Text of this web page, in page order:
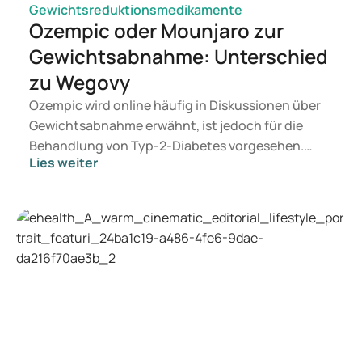
Gewichtsreduktionsmedikamente
Ozempic oder Mounjaro zur
Gewichtsabnahme: Unterschied
zu Wegovy
Ozempic wird online häufig in Diskussionen über
Gewichtsabnahme erwähnt, ist jedoch für die
Behandlung von Typ-2-Diabetes vorgesehen.
Suchen Sie eine Therapie zur Gewichtskontrolle,
geeignet ist, entscheidet ein Arzt auf Grundlage
Ihrer Gesundheit, Ihres BMI und Ihres
Medikamentenkonsums.
Lies weiter